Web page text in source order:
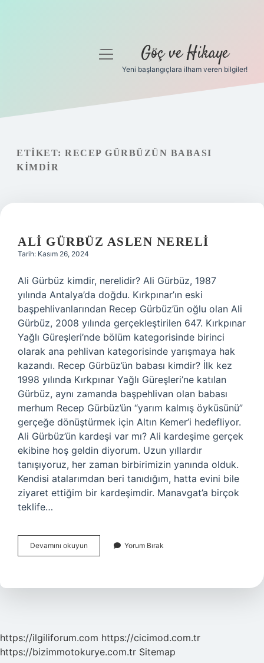
Gizlilik Politikası
Hakkımızda
menüyü
Göç ve Hikaye
Yeni başlangıçlara ilham veren bilgiler!
ETIKET: RECEP GÜRBÜZÜN BABASI
KIMDIR
ALI GÜRBÜZ ASLEN NERELI
Tarih: Kasım 26, 2024
Ali Gürbüz kimdir, nerelidir? Ali Gürbüz, 1987
yılında Antalya’da doğdu. Kırkpınar’ın eski
başpehlivanlarından Recep Gürbüz’ün oğlu olan Ali
Gürbüz, 2008 yılında gerçekleştirilen 647. Kırkpınar
Yağlı Güreşleri’nde bölüm kategorisinde birinci
olarak ana pehlivan kategorisinde yarışmaya hak
kazandı. Recep Gürbüz’ün babası kimdir? İlk kez
1998 yılında Kırkpınar Yağlı Güreşleri’ne katılan
Gürbüz, aynı zamanda başpehlivan olan babası
merhum Recep Gürbüz’ün “yarım kalmış öyküsünü”
gerçeğe dönüştürmek için Altın Kemer’i hedefliyor.
Ali Gürbüz’ün kardeşi var mı? Ali kardeşime gerçek
ekibine hoş geldin diyorum. Uzun yıllardır
tanışıyoruz, her zaman birbirimizin yanında olduk.
Kendisi atalarımdan beri tanıdığım, hatta evini bile
ziyaret ettiğim bir kardeşimdir. Manavgat’a birçok
teklife…
Devamını okuyun
Gürbüz
Yorum Bırak
https://ilgiliforum.com https://cicimod.com.tr
https://bizimmotokurye.com.tr Sitemap